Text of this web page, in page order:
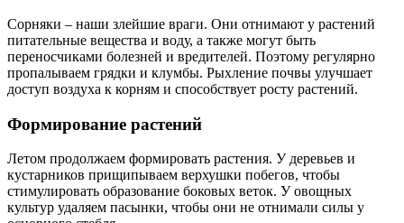
Сорняки – наши злейшие враги. Они отнимают у растений
питательные вещества и воду, а также могут быть
переносчиками болезней и вредителей. Поэтому регулярно
пропалываем грядки и клумбы. Рыхление почвы улучшает
доступ воздуха к корням и способствует росту растений.
Формирование растений
Летом продолжаем формировать растения. У деревьев и
кустарников прищипываем верхушки побегов, чтобы
стимулировать образование боковых веток. У овощных
культур удаляем пасынки, чтобы они не отнимали силы у